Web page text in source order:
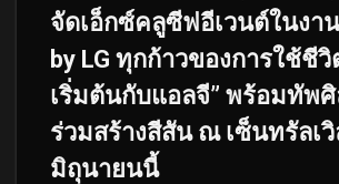
จัดเอ็กซ์คลูซีฟอีเวนต์ในงาน
by LG ทุกก้าวของการใช้ชี
เริ่มต้นกับแอลจี” พร้อมทัพ
ร่วมสร้างสีสัน ณ เซ็นทรัลเ
มิถุนายนนี้